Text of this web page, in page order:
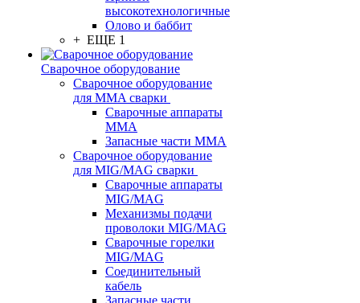
высокотехнологичные
Олово и баббит
+ ЕЩЕ 1
Сварочное оборудование
Сварочное оборудование
для MMA сварки
Сварочные аппараты
MMA
Запасные части MMA
Сварочное оборудование
для MIG/MAG сварки
Сварочные аппараты
MIG/MAG
Механизмы подачи
проволоки MIG/MAG
Сварочные горелки
MIG/MAG
Соединительный
кабель
Запасные части